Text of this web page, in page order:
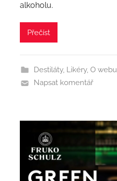
alkoholu.
Přečíst
Destiláty, Likéry, O webu
Napsat komentář